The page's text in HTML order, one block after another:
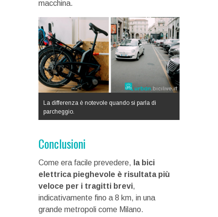
macchina.
La differenza è notevole quando si parla di
parcheggio.
Conclusioni
Come era facile prevedere,
la bici
elettrica pieghevole è risultata più
veloce per i tragitti brevi,
indicativamente fino a 8 km, in una
grande metropoli come Milano.